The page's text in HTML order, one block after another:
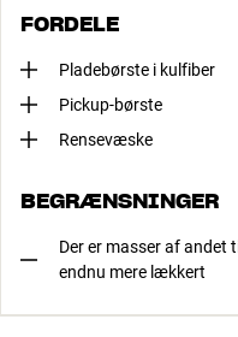
FORDELE
Pladebørste i kulfiber
Pickup-børste
Rensevæske
BEGRÆNSNINGER
Der er masser af andet
endnu mere lækkert